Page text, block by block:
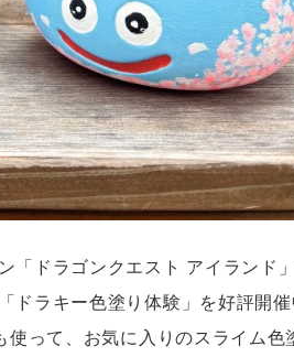
「ドラゴンクエスト アイランド
ラキー色塗り体験」を好評開催
って、お気に入りのスライム色